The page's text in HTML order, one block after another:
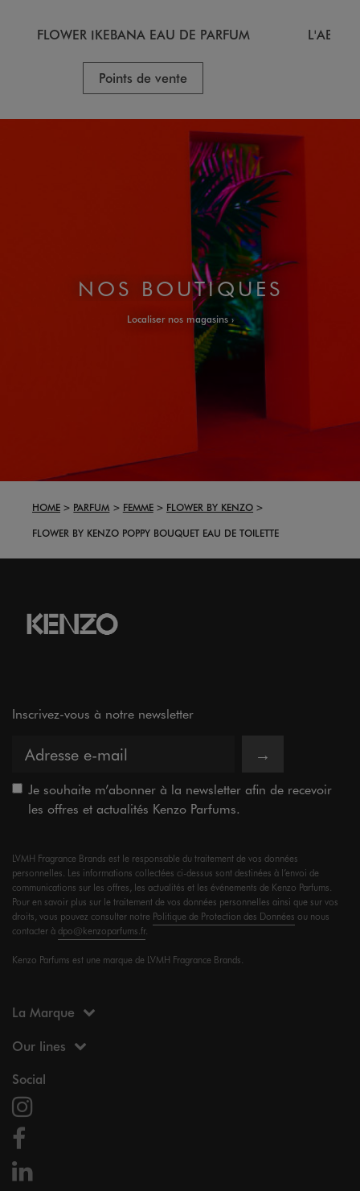
FLOWER IKEBANA EAU DE PARFUM
Points de vente
NOS BOUTIQUES
Localiser nos magasins
HOME PARFUM FEMME
FLOWER BY KENZO
FLOWER BY KENZO POPPY BOUQUET EAU DE TOILETTE
Inscrivez-vous à notre newsletter
→
Je souhaite m’abonner à la newsletter afin de recevoir
les offres et actualités Kenzo Parfums.
LVMH Fragrance Brands est le responsable du traitement de vos données
personnelles. Les informations collectées ci-dessus sont destinées à l’envoi de
communications sur les offres, les actualités et les événements de Kenzo Parfums.
Pour en savoir plus sur le traitement de vos données personnelles ainsi que sur vos
droits, vous pouvez consulter notre Politique de Protection des Données ou nous
contacter àdpo@kenzoparfums.fr.
Kenzo Parfums est une marque de LVMH Fragrance Brands.
La Marque
Our lines
Social